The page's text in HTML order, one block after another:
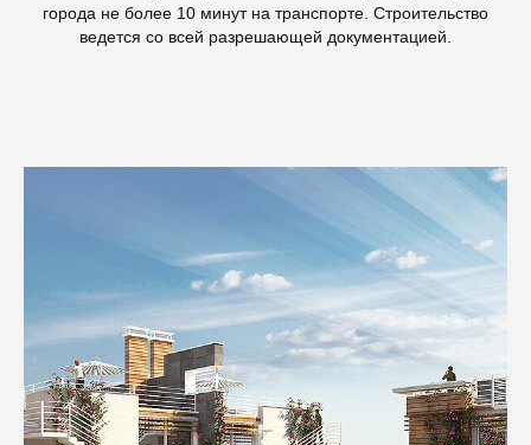
города не более 10 минут на транспорте. Строительство
ведется со всей разрешающей документацией.